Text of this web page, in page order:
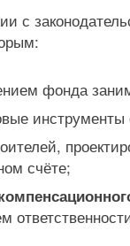
с
фонда
инструменты
счёте;